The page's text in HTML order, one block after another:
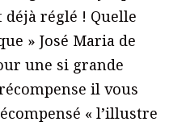
réglé ! Quelle
» José Maria de
une si grande
il vous
« l’illustre